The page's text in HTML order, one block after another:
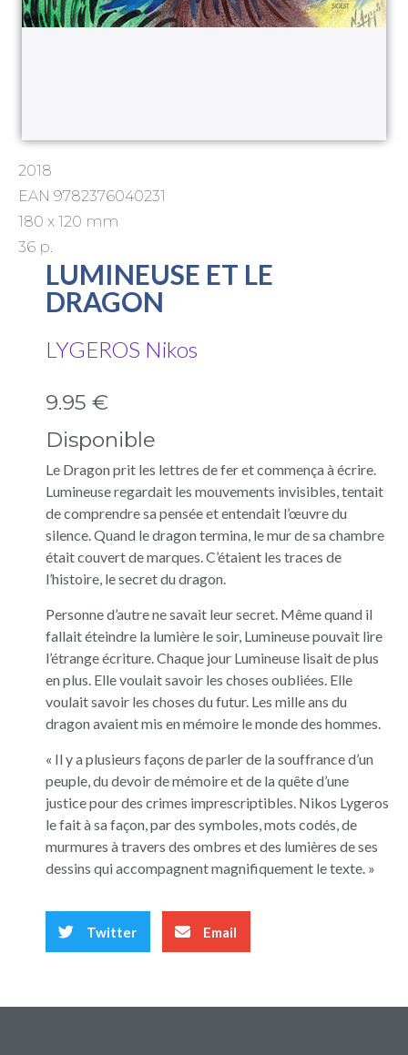
2018
EAN 9782376040231
180 x 120 mm
36 p.
LUMINEUSE ET LE
DRAGON
LYGEROS Nikos
9.95 €
Disponible
Le Dragon prit les lettres de fer et commença à écrire.
Lumineuse regardait les mouvements invisibles, tentait
de comprendre sa pensée et entendait l’œuvre du
silence. Quand le dragon termina, le mur de sa chambre
était couvert de marques. C’étaient les traces de
l’histoire, le secret du dragon.
Personne d’autre ne savait leur secret. Même quand il
fallait éteindre la lumière le soir, Lumineuse pouvait lire
l’étrange écriture. Chaque jour Lumineuse lisait de plus
en plus. Elle voulait savoir les choses oubliées. Elle
voulait savoir les choses du futur. Les mille ans du
dragon avaient mis en mémoire le monde des hommes.
« Il y a plusieurs façons de parler de la souffrance d’un
peuple, du devoir de mémoire et de la quête d’une
justice pour des crimes imprescriptibles. Nikos Lygeros
le fait à sa façon, par des symboles, mots codés, de
murmures à travers des ombres et des lumières de ses
dessins qui accompagnent magnifiquement le texte. »
Twitter Email